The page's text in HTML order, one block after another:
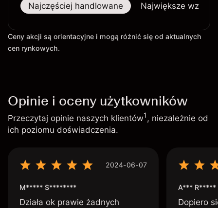
Najczęściej handlowane Największe wzrosty
Ceny akcji są orientacyjne i mogą różnić się od aktualnych
cen rynkowych.
Opinie i oceny użytkowników
Przeczytaj opinie naszych klientów1, niezależnie od
ich poziomu doświadczenia.
2024-06-07
M***** S********
Działa ok prawie żadnych
A*** R*****
Dopiero